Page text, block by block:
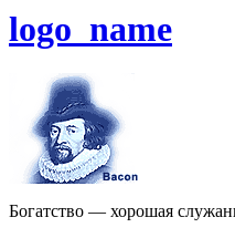
logo_name
Богатство — хорошая